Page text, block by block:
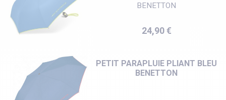
BENETTON
Prix
24,90 €
PETIT PARAPLUIE PLIANT BLEU
BENETTON